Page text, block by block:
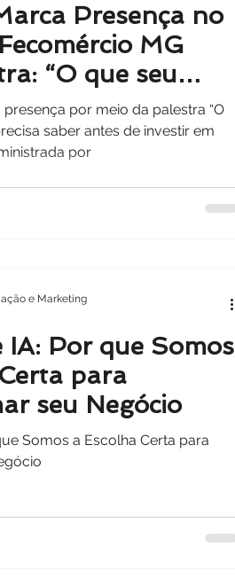
Presença no
MG
“O que seu
saber antes
Marketing
por meio da palestra “O
saber antes de investir em
por
IA: Por que Somos
para
seu Negócio
Somos a Escolha Certa para
e Marketing